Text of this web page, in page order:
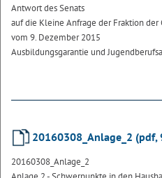
Antwort des Senats
auf die Kleine Anfrage der Fraktion der
vom 9. Dezember 2015
Ausbildungsgarantie und
20160308_Anlage_2 (pdf,
20160308_Anlage_2